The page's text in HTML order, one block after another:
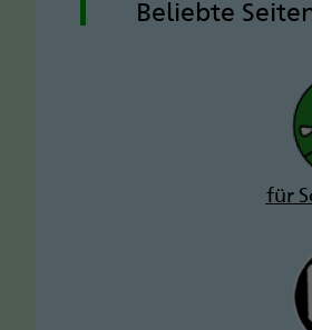
Beliebte
für